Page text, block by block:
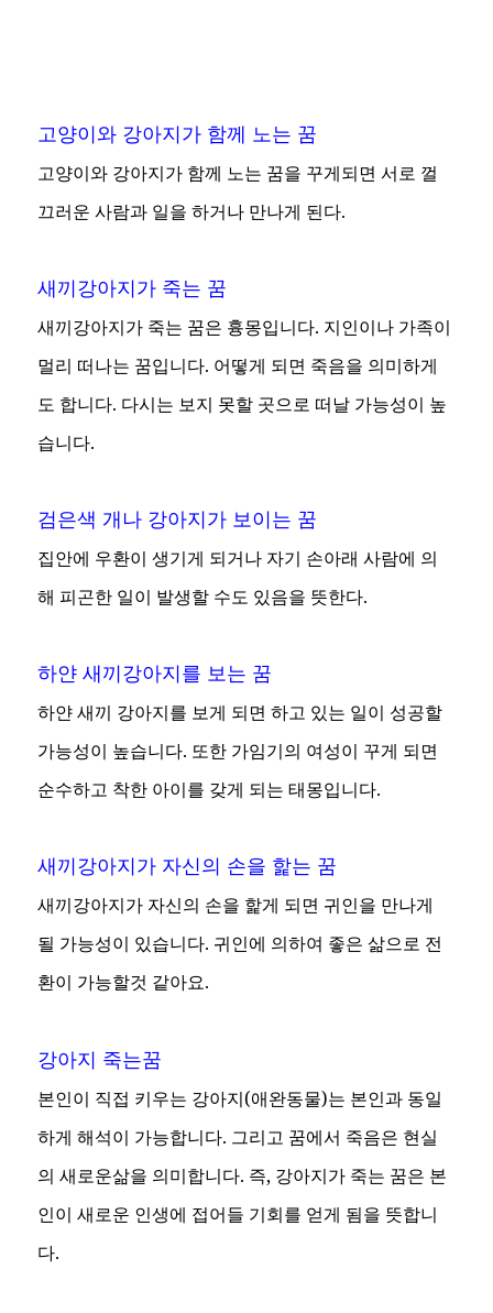
고양이와 강아지가 함께 노는 꿈
고양이와 강아지가 함께 노는 꿈을 꾸게되면 서로 껄
끄러운 사람과 일을 하거나 만나게 된다.
새끼강아지가 죽는 꿈
새끼강아지가 죽는 꿈은 흉몽입니다. 지인이나 가족이
멀리 떠나는 꿈입니다. 어떻게 되면 죽음을 의미하게
도 합니다. 다시는 보지 못할 곳으로 떠날 가능성이 높
습니다.
검은색 개나 강아지가 보이는 꿈
집안에 우환이 생기게 되거나 자기 손아래 사람에 의
해 피곤한 일이 발생할 수도 있음을 뜻한다.
하얀 새끼강아지를 보는 꿈
하얀 새끼 강아지를 보게 되면 하고 있는 일이 성공할
가능성이 높습니다. 또한 가임기의 여성이 꾸게 되면
순수하고 착한 아이를 갖게 되는 태몽입니다.
새끼강아지가 자신의 손을 핥는 꿈
새끼강아지가 자신의 손을 핥게 되면 귀인을 만나게
될 가능성이 있습니다. 귀인에 의하여 좋은 삶으로 전
환이 가능할것 같아요.
강아지 죽는꿈
본인이 직접 키우는 강아지(애완동물)는 본인과 동일
하게 해석이 가능합니다. 그리고 꿈에서 죽음은 현실
의 새로운삶을 의미합니다. 즉, 강아지가 죽는 꿈은 본
인이 새로운 인생에 접어들 기회를 얻게 됨을 뜻합니
다.